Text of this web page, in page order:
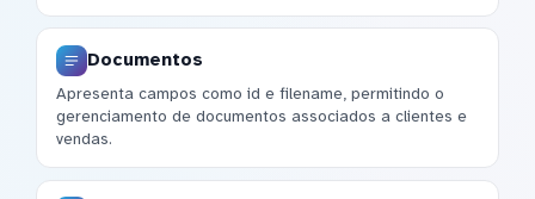
Documentos
Apresenta campos como id e filename, permitindo o
gerenciamento de documentos associados a clientes e
vendas.